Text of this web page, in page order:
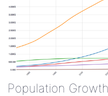
Population